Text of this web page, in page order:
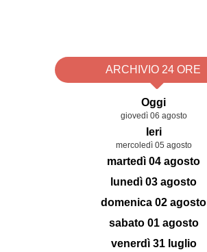
ARCHIVIO 24 ORE
Oggi
giovedì 06 agosto
Ieri
mercoledì 05 agosto
martedì 04 agosto
lunedì 03 agosto
domenica 02 agosto
sabato 01 agosto
venerdì 31 luglio